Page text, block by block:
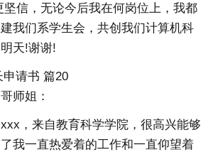
信，无论今后我在何岗位上，我都
我们系学生会，共创我们计算机科
天!谢谢!
请书 篇20
师姐：
，来自教育科学学院，很高兴能够
我一直热爱着的工作和一直仰望着